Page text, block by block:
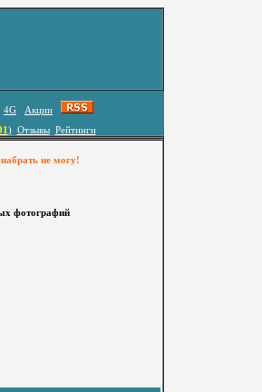
4G
Акции
) Отзывы Рейтинги
не могу!
фотографий